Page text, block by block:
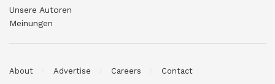
Unsere Autoren
Meinungen
About Advertise Careers Contact